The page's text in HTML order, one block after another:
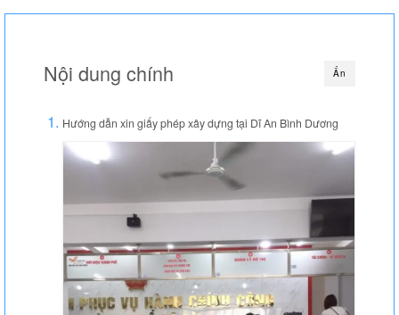
Thi công nhà phố
Thi công nhà xưởng
Xin phép xây dựng
Báo giá xây dựng
Xây dựng phần thô
Thi công xây dựng hoàn thiện
Thi công xây dựng nhà trọ
Ẩn
Nội dung chính
Hướng dẫn xin giấy phép xây dựng tại Dĩ An Bình Dương